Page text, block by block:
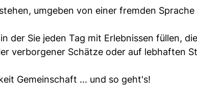
umgeben von einer fremden Sprache
der Sie jeden Tag mit Erlebnissen füllen,
verborgener Schätze oder auf lebhaften
Gemeinschaft ... und so geht's!